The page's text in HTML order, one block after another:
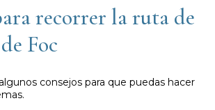
recorrer la ruta de
Foc
consejos para que puedas hacer